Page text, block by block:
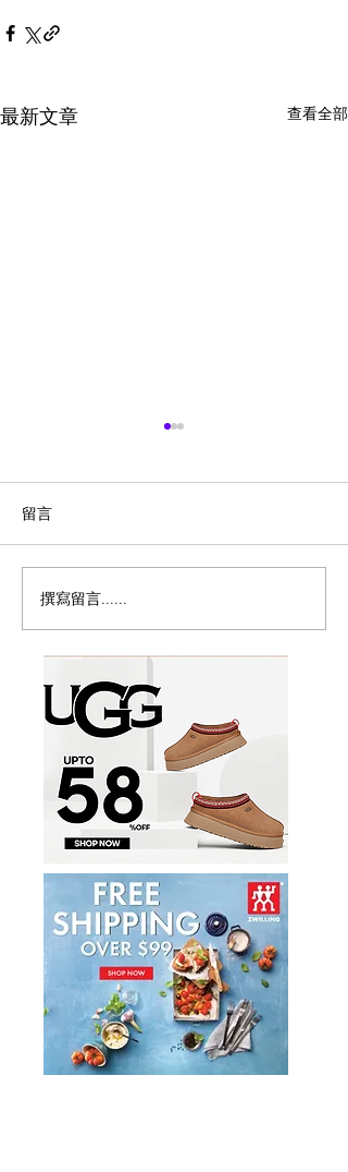
最新文章 查看全部
Columbia会员清仓！8月9
日前,精选户外服饰、夹克
外套、鞋靴等4折起+额外8
折
留言
撰寫留言......